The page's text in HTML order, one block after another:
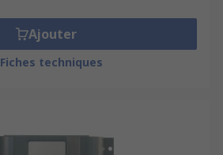
Ajouter
Fiches techniques